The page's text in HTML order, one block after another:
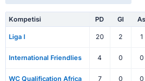
Kompetisi PD Gl As
Liga I 20 2 1
International Friendlies 4 0 0
WC Qualification Africa 7 0 0